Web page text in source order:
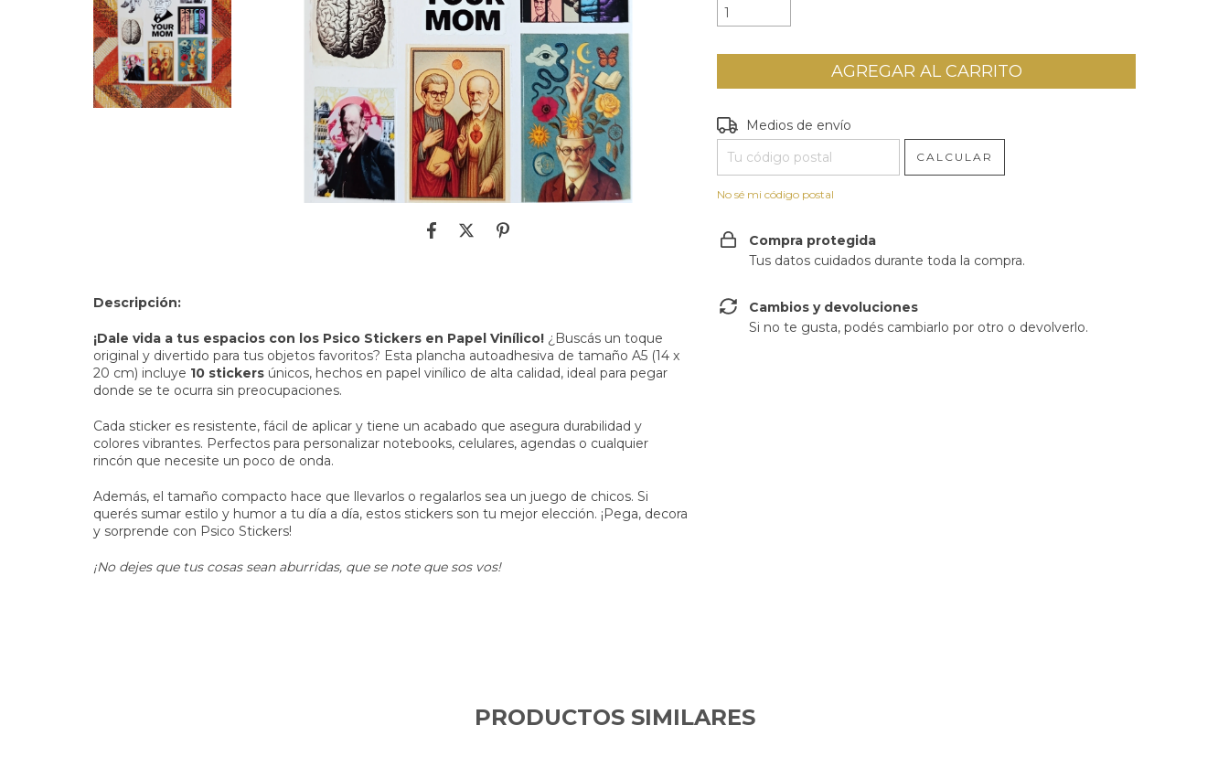
Descripción:
¡Dale vida a tus espacios con los Psico Stickers en Papel Vinílico! ¿Buscás un toque
original y divertido para tus objetos favoritos? Esta plancha autoadhesiva de tamaño A5 (14 x
20 cm) incluye 10 stickers únicos, hechos en papel vinílico de alta calidad, ideal para pegar
donde se te ocurra sin preocupaciones.
Cada sticker es resistente, fácil de aplicar y tiene un acabado que asegura durabilidad y
colores vibrantes. Perfectos para personalizar notebooks, celulares, agendas o cualquier
rincón que necesite un poco de onda.
Además, el tamaño compacto hace que llevarlos o regalarlos sea un juego de chicos. Si
querés sumar estilo y humor a tu día a día, estos stickers son tu mejor elección. ¡Pega, decora
y sorprende con Psico Stickers!
¡No dejes que tus cosas sean aburridas, que se note que sos vos!
Entregas para el CP:
Medios de envío
CALCULAR
No sé mi código postal
Compra protegida
Tus datos cuidados durante toda la compra.
Cambios y devoluciones
Si no te gusta, podés cambiarlo por otro o devolverlo.
PRODUCTOS SIMILARES